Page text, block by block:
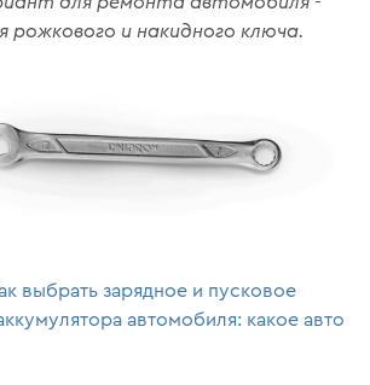
рожкового и накидного ключа.
выбрать зарядное и пусковое
автомобиля: какое авто